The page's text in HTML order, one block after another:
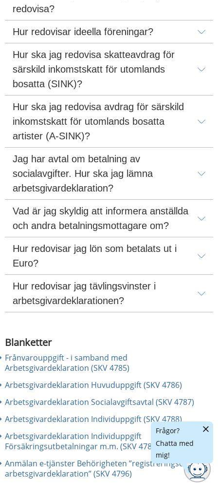
redovisa?
Hur redovisar ideella föreningar?
Hur ska jag redovisa skatteavdrag för
särskild inkomstskatt för utomlands
bosatta (SINK)?
Hur ska jag redovisa avdrag för särskild
inkomstskatt för utomlands bosatta
artister (A-SINK)?
Jag har avtal om betalning av
socialavgifter. Hur ska jag lämna
arbetsgivardeklaration?
Vad är jag skyldig att informera anställda
och andra betalningsmottagare om?
Hur redovisar jag lön som betalats ut i
Euro?
Hur redovisar jag tävlingsvinster i
arbetsgivardeklarationen?
Blanketter
Frånvarouppgift - i samband med
Arbetsgivardeklaration (SKV 4785)
Arbetsgivardeklaration Huvuduppgift (SKV 4786)
Arbetsgivardeklaration Socialavgiftsavtal (SKV 4787)
Arbetsgivardeklaration Individuppgift (SKV 4788)
Arbetsgivardeklaration Individuppgift
Försäkringsutbetalningar m.m. (SKV 4789)
Anmälan e-tjänster Behörigheten ”registreringsombud
arbetsgivardeklaration” (SKV 4796)
Frågor?
Chatta med
mig!
Dölj